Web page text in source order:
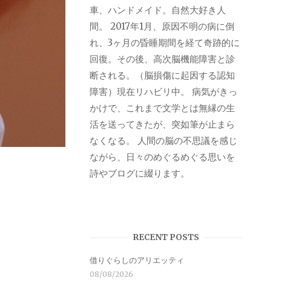
車、ハンドメイド。自然大好き人
間。 2017年1月、原因不明の病に倒
れ、3ヶ月の昏睡期間を経て奇跡的に
回復。その後、高次脳機能障害と診
断される。（脳損傷に起因する認知
障害）現在リハビリ中。 病気がきっ
かけで、これまで文学とは無縁の生
活を送ってきたが、突如筆が止まら
なくなる。 人間の脳の不思議を感じ
ながら、日々のめぐるめぐる思いを
詩やブログに綴ります。
RECENT POSTS
借りぐらしのアリエッティ
08/08/2026